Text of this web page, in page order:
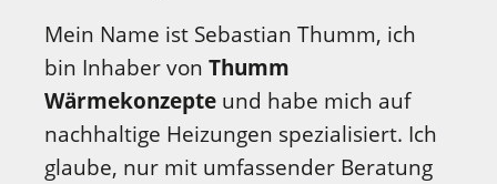
Mein Name ist Sebastian Thumm, ich
bin Inhaber von Thumm
Wärmekonzepte und habe mich auf
nachhaltige Heizungen spezialisiert. Ich
glaube, nur mit umfassender Beratung